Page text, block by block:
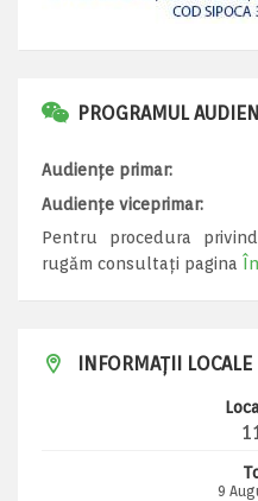
PROGRAMUL
Audiențe primar:
Audiențe viceprimar:
Pentru procedura
rugăm consultați pagina
INFORMAȚII LOCALE
9